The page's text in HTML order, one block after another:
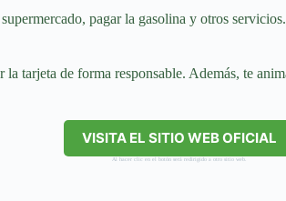
pagar la gasolina y otros
tarjeta de forma responsable. Además, te
VISITA EL SITIO WEB OFICIAL
Al hacer clic en el botón será redirigido a otro sitio web.